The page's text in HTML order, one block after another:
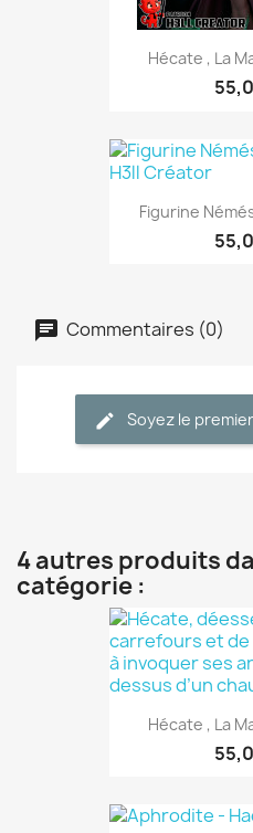
Hécate , La
Figurine
Commentaires (0)
Soyez le
4 autres produits
catégorie :
Hécate , La